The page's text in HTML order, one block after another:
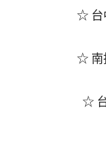
☆ 台
☆ 南
☆